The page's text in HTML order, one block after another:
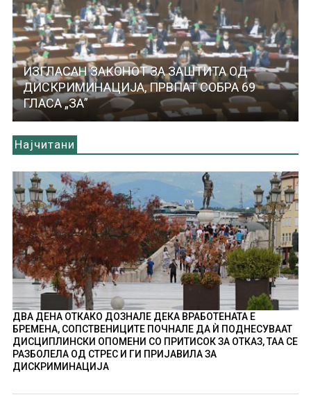
ИЗГЛАСАН ЗАКОНОТ ЗА ЗАШТИТА ОД
ДИСКРИМИНАЦИЈА, ПРВПАТ СОБРА 69
ГЛАСА „ЗА”
Најчитани
ДВА ДЕНА ОТКАКО ДОЗНАЛЕ ДЕКА ВРАБОТЕНАТА Е
БРЕМЕНА, СОПСТВЕНИЦИТЕ ПОЧНАЛЕ ДА Ѝ ПОДНЕСУВААТ
ДИСЦИПЛИНСКИ ОПОМЕНИ СО ПРИТИСОК ЗА ОТКАЗ, ТАА СЕ
РАЗБОЛЕЛА ОД СТРЕС И ГИ ПРИЈАВИЛА ЗА
ДИСКРИМИНАЦИЈА